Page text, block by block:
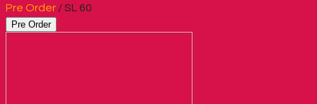
Pre Order / SL 60
Pre Order